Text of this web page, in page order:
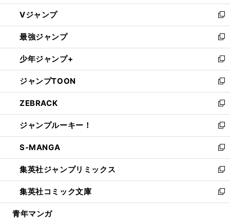
ウ
ィ
ン
ド
ウ
で
開
く
し
い
ウ
ィ
ン
ド
ウ
で
開
く
Vジャンプ
新
し
い
ウ
ィ
ン
ド
ウ
で
開
く
最強ジャンプ
新
し
い
ウ
ィ
ン
ド
ウ
で
開
く
少年ジャンプ+
新
し
い
ウ
ィ
ン
ド
ウ
で
開
く
ジャンプTOON
新
し
い
ウ
ィ
ン
ド
ウ
で
開
く
ZEBRACK
新
し
い
ウ
ィ
ン
ド
ウ
で
開
ジャンプルーキー！
新
し
い
ウ
ィ
ン
ド
ウ
S-MANGA
新
し
い
ウ
ィ
ン
集英社ジャンプリミックス
新
し
い
ウ
集英社コミック文庫
新
し
青年マンガ